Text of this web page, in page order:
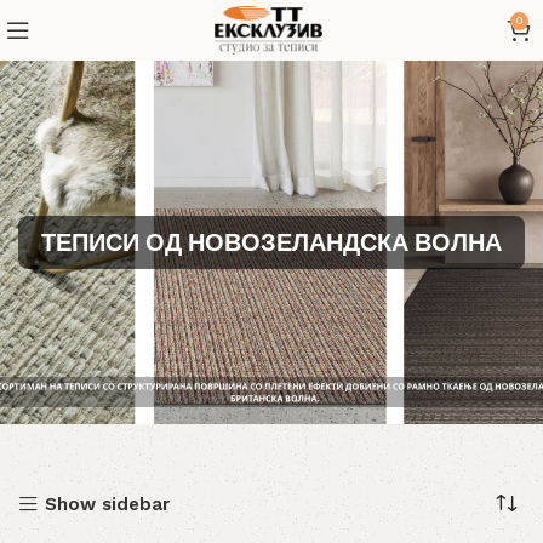
0
ТЕПИСИ ОД НОВОЗЕЛАНДСКА ВОЛНА
Show sidebar